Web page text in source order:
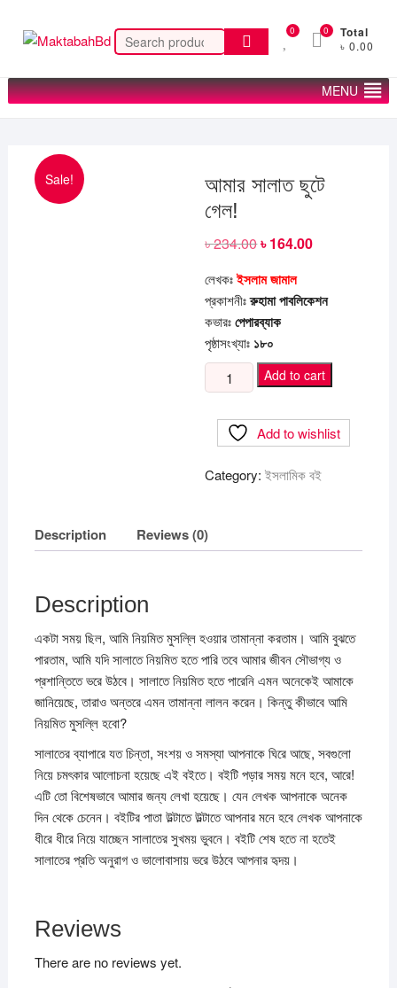
content
Search
for:
0 Total
৳ 0.00
0
MENU
Sale!
আমার সালাত ছুটে
গেল!
৳234.00Original
৳ 234.00.
৳164.00Current
লেখকঃইসলাম জামাল
প্রকাশনীঃরুহামা পাবলিকেশন
কভারঃপেপারব্যাক
পৃষ্ঠাসংখ্যাঃ ১৮০
আমার
সালাত
Add to cart
Add to wishlist
Category:ইসলামিক বই
Description Reviews (0)
Description
একটা সময় ছিল, আমি নিয়মিত মুসল্লি হওয়ার তামান্না করতাম। আমি বুঝতে
পারতাম, আমি যদি সালাতে নিয়মিত হতে পারি তবে আমার জীবন সৌভাগ্য ও
প্রশান্তিতে ভরে উঠবে। সালাতে নিয়মিত হতে পারেনি এমন অনেকেই আমাকে
জানিয়েছে, তারাও অন্তরে এমন তামান্না লালন করেন। কিন্তু কীভাবে আমি
নিয়মিত মুসল্লি হবো?
সালাতের ব্যাপারে যত চিন্তা, সংশয় ও সমস্যা আপনাকে ঘিরে আছে, সবগুলো
নিয়ে চমৎকার আলোচনা হয়েছে এই বইতে। বইটি পড়ার সময় মনে হবে, আরে!
এটি তো বিশেষভাবে আমার জন্য লেখা হয়েছে। যেন লেখক আপনাকে অনেক
দিন থেকে চেনেন। বইটির পাতা উল্টাতে উল্টাতে আপনার মনে হবে লেখক আপনাকে
ধীরে ধীরে নিয়ে যাচ্ছেন সালাতের সুখময় ভুবনে। বইটি শেষ হতে না হতেই
সালাতের প্রতি অনুরাগ ও ভালোবাসায় ভরে উঠবে আপনার হৃদয়।
Reviews
There are no reviews yet.